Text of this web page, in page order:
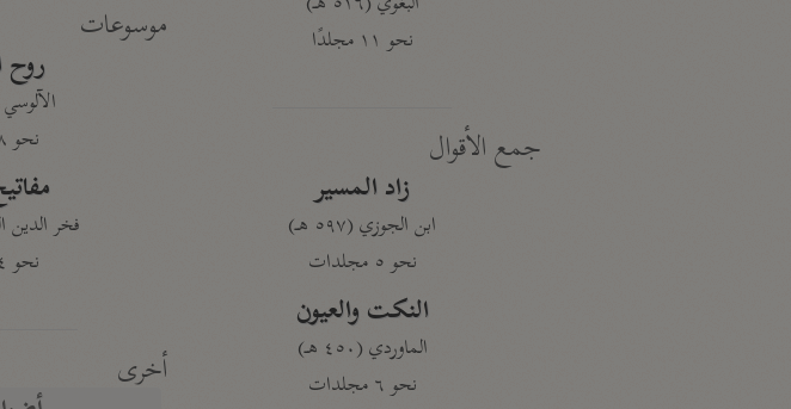
نحو ١١ مجلدًا
جمع الأقوال
زاد المسير
ابن الجوزي (٥٩٧ هـ)
نحو ٥ مجلدات
النكت والعيون
الماوردي (٤٥٠ هـ)
نحو ٦ مجلدات
موسوعات
روح
الآلوسي
نحو ٢٨ مجلدًا
فخر الدين
نحو ٢٤ مجلدًا
أخرى